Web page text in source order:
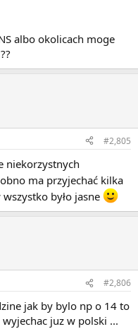
albo okolicach moge
#2,805
niekorzystnych
ma przyjechać kilka
było jasne
#2,806
jak by bylo np o 14 to
juz w polski ...